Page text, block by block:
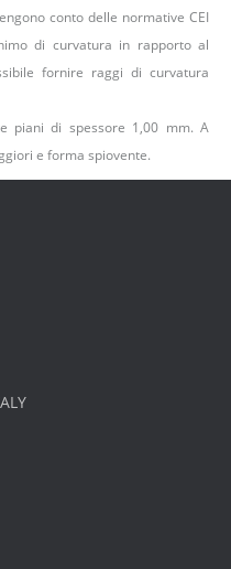
conto delle normative CEI
di curvatura in rapporto al
fornire raggi di curvatura
piani di spessore 1,00 mm. A
e forma spiovente.